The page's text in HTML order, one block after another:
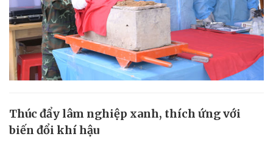
Thúc đẩy lâm nghiệp xanh, thích ứng với
biến đổi khí hậu